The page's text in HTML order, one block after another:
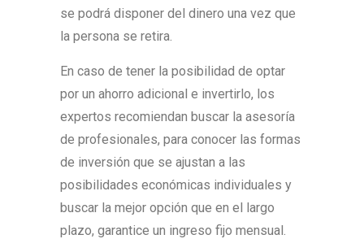
se podrá disponer del dinero una vez que
la persona se retira.
En caso de tener la posibilidad de optar
por un ahorro adicional e invertirlo, los
expertos recomiendan buscar la asesoría
de profesionales, para conocer las formas
de inversión que se ajustan a las
posibilidades económicas individuales y
buscar la mejor opción que en el largo
plazo, garantice un ingreso fijo mensual.